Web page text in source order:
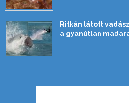
Ritkán látott
a gyanútlan